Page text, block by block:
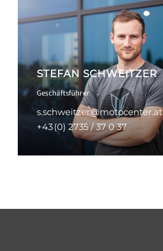
STEFAN SCHWEITZER
Geschäftsführer
s.schweitzer@motocenter.at
+43 (0) 2735 / 37 0 37